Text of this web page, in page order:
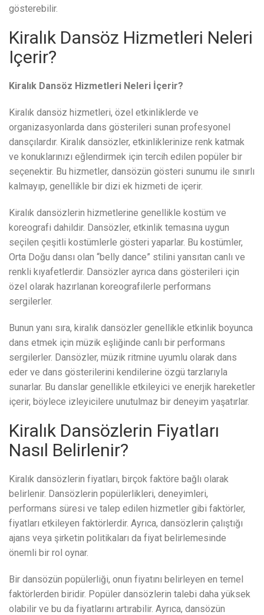
gösterebilir.
Kiralık Dansöz Hizmetleri Neleri
Içerir?
Kiralık Dansöz Hizmetleri Neleri İçerir?
Kiralık dansöz hizmetleri, özel etkinliklerde ve
organizasyonlarda dans gösterileri sunan profesyonel
dansçılardır. Kiralık dansözler, etkinliklerinize renk katmak
ve konuklarınızı eğlendirmek için tercih edilen popüler bir
seçenektir. Bu hizmetler, dansözün gösteri sunumu ile sınırlı
kalmayıp, genellikle bir dizi ek hizmeti de içerir.
Kiralık dansözlerin hizmetlerine genellikle kostüm ve
koreografi dahildir. Dansözler, etkinlik temasına uygun
seçilen çeşitli kostümlerle gösteri yaparlar. Bu kostümler,
Orta Doğu dansı olan “belly dance” stilini yansıtan canlı ve
renkli kıyafetlerdir. Dansözler ayrıca dans gösterileri için
özel olarak hazırlanan koreografilerle performans
sergilerler.
Bunun yanı sıra, kiralık dansözler genellikle etkinlik boyunca
dans etmek için müzik eşliğinde canlı bir performans
sergilerler. Dansözler, müzik ritmine uyumlu olarak dans
eder ve dans gösterilerini kendilerine özgü tarzlarıyla
sunarlar. Bu danslar genellikle etkileyici ve enerjik hareketler
içerir, böylece izleyicilere unutulmaz bir deneyim yaşatırlar.
Kiralık Dansözlerin Fiyatları
Nasıl Belirlenir?
Kiralık dansözlerin fiyatları, birçok faktöre bağlı olarak
belirlenir. Dansözlerin popülerlikleri, deneyimleri,
performans süresi ve talep edilen hizmetler gibi faktörler,
fiyatları etkileyen faktörlerdir. Ayrıca, dansözlerin çalıştığı
ajans veya şirketin politikaları da fiyat belirlemesinde
önemli bir rol oynar.
Bir dansözün popülerliği, onun fiyatını belirleyen en temel
faktörlerden biridir. Popüler dansözlerin talebi daha yüksek
olabilir ve bu da fiyatlarını artırabilir. Ayrıca, dansözün